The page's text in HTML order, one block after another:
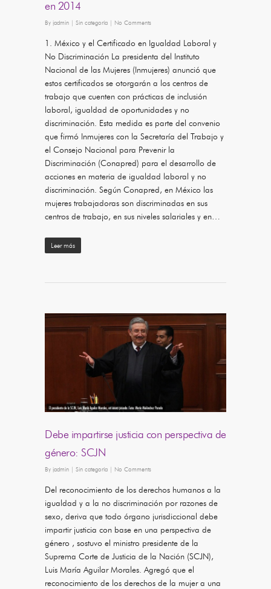
en 2014
By jadmin | Sin categoría | No Comments
1. México y el Certificado en Igualdad Laboral y
No Discriminación La presidenta del Instituto
Nacional de las Mujeres (Inmujeres) anunció que
estos certificados se otorgarán a los centros de
trabajo que cuenten con prácticas de inclusión
laboral, igualdad de oportunidades y no
discriminación. Esta medida es parte del convenio
que firmó Inmujeres con la Secretaría del Trabajo y
el Consejo Nacional para Prevenir la
Discriminación (Conapred) para el desarrollo de
acciones en materia de igualdad laboral y no
discriminación. Según Conapred, en México las
mujeres trabajadoras son discriminadas en sus
centros de trabajo, en sus niveles salariales y en…
Leer más
Debe impartirse justicia con perspectiva de
género: SCJN
By jadmin | Sin categoría | No Comments
Del reconocimiento de los derechos humanos a la
igualdad y a la no discriminación por razones de
sexo, deriva que todo órgano jurisdiccional debe
impartir justicia con base en una perspectiva de
género , sostuvo el ministro presidente de la
Suprema Corte de Justicia de la Nación (SCJN),
Luis María Aguilar Morales. Agregó que el
reconocimiento de los derechos de la mujer a una